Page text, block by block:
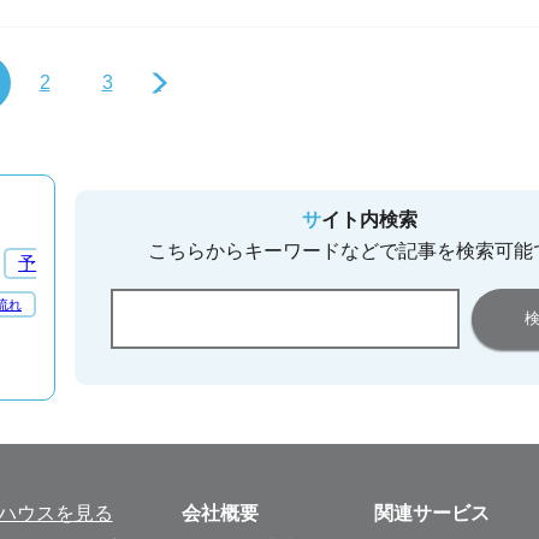
2 3
予
れ
サイト内検索
こちらからキーワードなどで記事を検索可能
ウスを見る
会社概要
関連サービス